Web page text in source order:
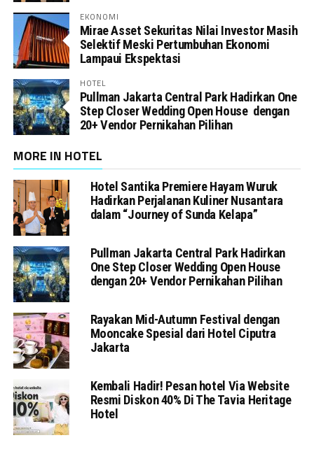
EKONOMI
Mirae Asset Sekuritas Nilai Investor Masih
Selektif Meski Pertumbuhan Ekonomi
Lampaui Ekspektasi
HOTEL
Pullman Jakarta Central Park Hadirkan One
Step Closer Wedding Open House dengan
20+ Vendor Pernikahan Pilihan
MORE IN HOTEL
Hotel Santika Premiere Hayam Wuruk
Hadirkan Perjalanan Kuliner Nusantara
dalam “Journey of Sunda Kelapa”
Pullman Jakarta Central Park Hadirkan
One Step Closer Wedding Open House
dengan 20+ Vendor Pernikahan Pilihan
Rayakan Mid-Autumn Festival dengan
Mooncake Spesial dari Hotel Ciputra
Jakarta
Kembali Hadir! Pesan hotel Via Website
Resmi Diskon 40% Di The Tavia Heritage
Hotel